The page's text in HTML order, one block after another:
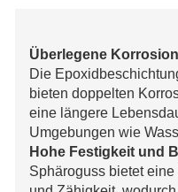
Überlegene
Die
bieten doppelten
eine längere
Umgebungen wie
Hohe Festigkeit und
Sphäroguss bietet